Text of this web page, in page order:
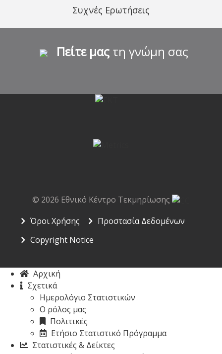
Συχνές Ερωτήσεις
Πείτε μας τη γνώμη σας
© 2026 Eθνικό Κέντρο Τεκμηρίωσης
Όροι Χρήσης
Προστασία Δεδομένων
Copyright Notice
Αρχική
Σχετικά
Ημερολόγιο Στατιστικών
Ο ρόλος μας
Πολιτικές
Ετήσιο Στατιστικό Πρόγραμμα
Στατιστικές & Δείκτες